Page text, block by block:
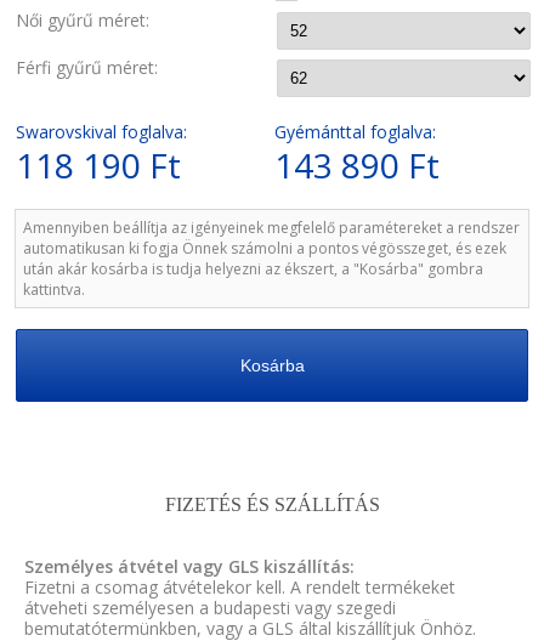
Női gyűrű méret:
Férfi gyűrű méret:
Swarovskival foglalva:
118 190 Ft
Gyémánttal foglalva:
143 890 Ft
Amennyiben beállítja az igényeinek megfelelő paramétereket a rendszer
automatikusan ki fogja Önnek számolni a pontos végösszeget, és ezek
után akár kosárba is tudja helyezni az ékszert, a "Kosárba" gombra
kattintva.
Kosárba
FIZETÉS ÉS SZÁLLÍTÁS
Személyes átvétel vagy GLS kiszállítás:
Fizetni a csomag átvételekor kell. A rendelt termékeket
átveheti személyesen a budapesti vagy szegedi
bemutatótermünkben, vagy a GLS által kiszállítjuk Önhöz.